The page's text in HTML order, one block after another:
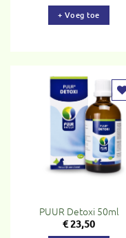
+ Voeg toe
Toevoegen
aan
verlanglijst
PUUR Detoxi 50ml
€23,50